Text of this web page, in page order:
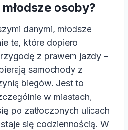
osoby?
danymi, młodsze
te, które dopiero
z prawem jazdy –
samochody z
biegów. Jest to
w miastach,
po zatłoczonych ulicach
się codziennością. W